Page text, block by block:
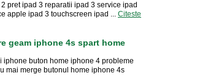
pret ipad 3 reparatii ipad 3 service ipad
apple ipad 3 touchscreen ipad ... Citeste
geam iphone 4s spart home
iphone buton home iphone 4 probleme
mai merge butonul home iphone 4s